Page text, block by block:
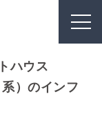
ハウス
）のインフ